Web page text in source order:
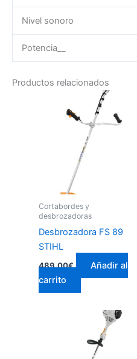
Nivel sonoro
Potencia__
Productos relacionados
Cortabordes y
desbrozadoras
Desbrozadora FS 89
STIHL
489,00€
Añadir al
carrito